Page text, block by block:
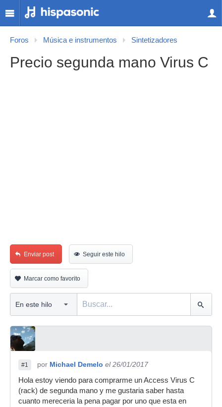
Foros Música e instrumentos Sintetizadores
Precio segunda mano Virus C
Enviar post Seguir este hilo
Marcar como favorito
#1 por Michael Demelo el 26/01/2017
Hola estoy viendo para comprarme un Access Virus C
(rack) de segunda mano y me gustaria saber hasta
cuanto mereceria la pena pagar por uno que esta en